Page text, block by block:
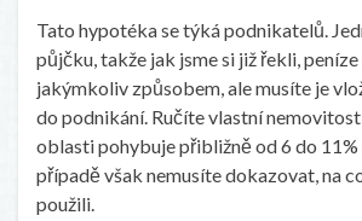
Tato hypotéka se týká podnikatelů.
půjčku, takže jak jsme si již řekli,
jakýmkoliv způsobem, ale musíte je
do podnikání. Ručíte vlastní
oblasti pohybuje přibližně od 6 do 11%
případě však nemusíte dokazovat, na
použili.